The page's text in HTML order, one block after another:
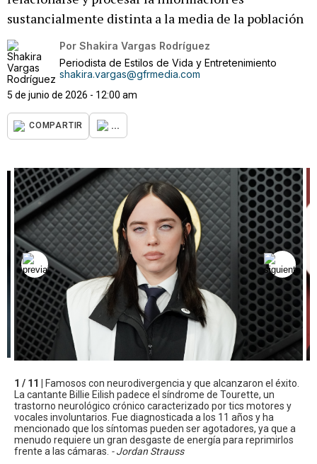
sustancialmente distinta a la media de la población
Por Shakira Vargas Rodríguez
Periodista de Estilos de Vida y Entretenimiento
shakira.vargas@gfrmedia.com
5 de junio de 2026 - 12:00 am
COMPARTIR ...
1 / 11 |
Famosos con neurodivergencia y que alcanzaron el éxito.
La cantante Billie Eilish padece el síndrome de Tourette, un
trastorno neurológico crónico caracterizado por tics motores y
vocales involuntarios. Fue diagnosticada a los 11 años y ha
mencionado que los síntomas pueden ser agotadores, ya que a
menudo requiere un gran desgaste de energía para reprimirlos
frente a las cámaras. - Jordan Strauss